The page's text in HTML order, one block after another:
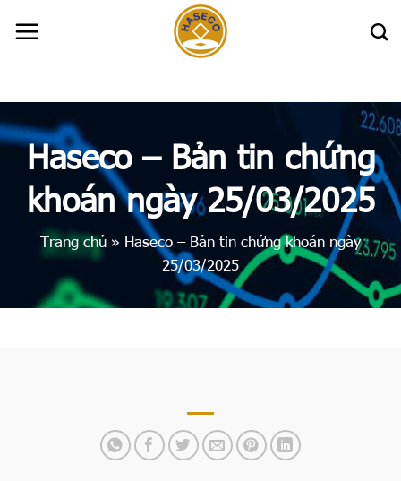
Haseco – Bản tin chứng
khoán ngày 25/03/2025
Trang chủ » Haseco – Bản tin chứng khoán ngày
25/03/2025